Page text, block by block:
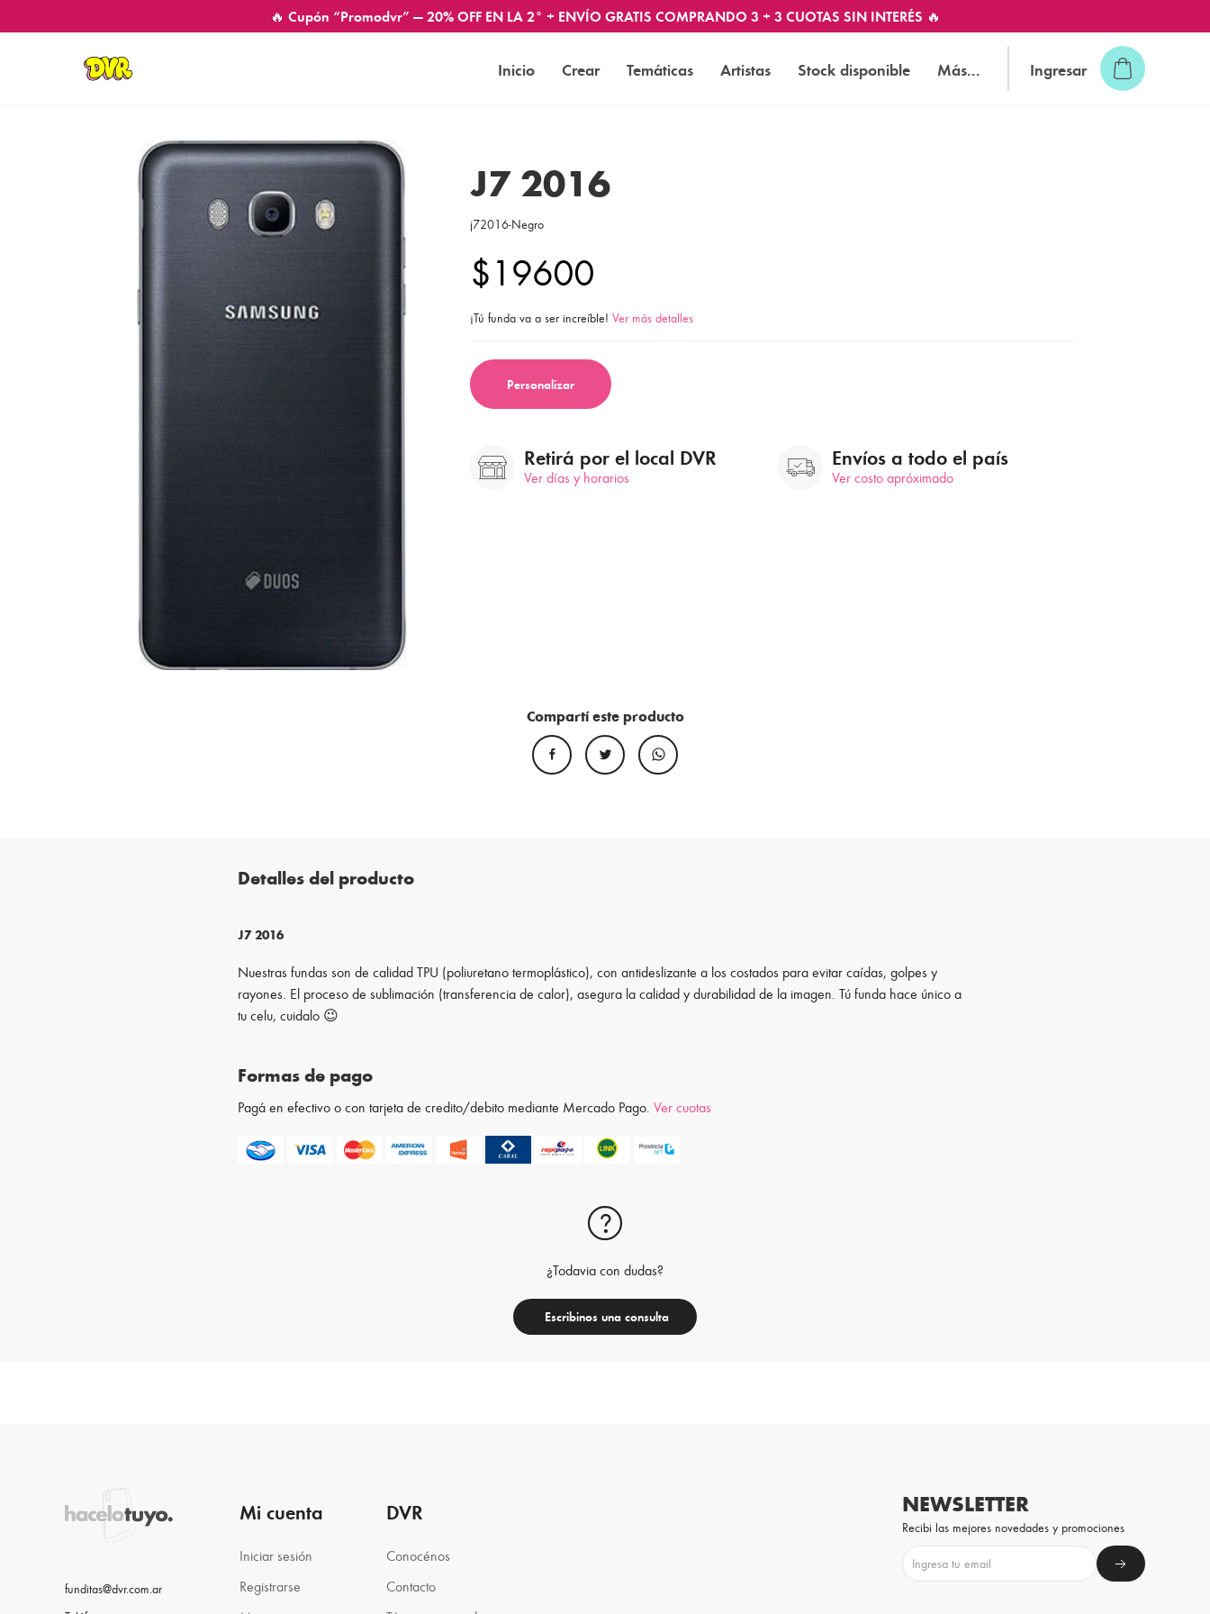
🔥 Cupón “Promodvr” — 20% OFF EN LA 2° + ENVÍO GRATIS COMPRANDO 3 + 3 CUOTAS SIN INTERÉS 🔥
Inicio Crear Temáticas Artistas Stock disponible Más... Ingresar
J7 2016
j72016-Negro
$19600
¡Tú funda va a ser increíble! Ver más detalles
Personalizar
Retirá por el local DVR
Ver días y horarios
Envíos a todo el país
Ver costo apróximado
Compartí este producto
Detalles del producto
J7 2016
Nuestras fundas son de calidad TPU (poliuretano termoplástico), con antideslizante a los costados para evitar caídas, golpes y
rayones. El proceso de sublimación (transferencia de calor), asegura la calidad y durabilidad de la imagen. Tú funda hace único a
tu celu, cuidalo 😉
Formas de pago
Pagá en efectivo o con tarjeta de credito/debito mediante Mercado Pago.Ver cuotas
¿Todavia con dudas?
Escribinos una consulta
funditas@dvr.com.ar
Mi cuenta
Iniciar sesión
Registrarse
DVR
Conocénos
Contacto
NEWSLETTER
Recibi las mejores novedades y promociones